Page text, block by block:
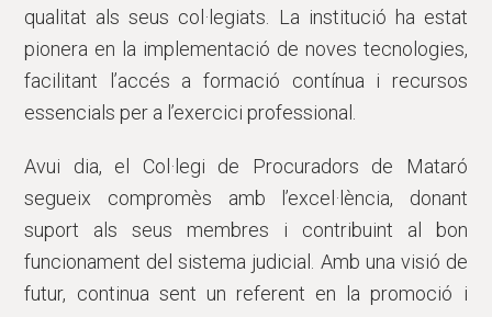
qualitat als seus col·legiats. La institució ha estat
pionera en la implementació de noves tecnologies,
facilitant l’accés a formació contínua i recursos
essencials per a l’exercici professional.
Avui dia, el Col·legi de Procuradors de Mataró
segueix compromès amb l’excel·lència, donant
suport als seus membres i contribuint al bon
funcionament del sistema judicial. Amb una visió de
futur, continua sent un referent en la promoció i